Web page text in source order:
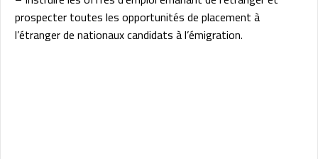
prospecter toutes les opportunités de placement à
l’étranger de nationaux candidats à l’émigration.